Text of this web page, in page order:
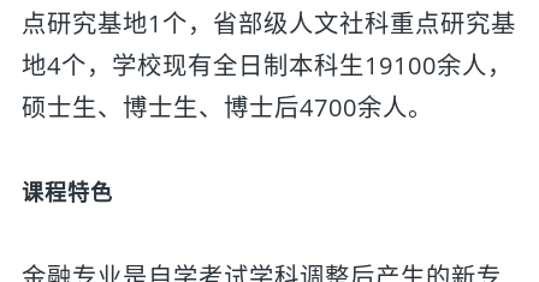
点研究基地1个，省部级人文社科重点研究基
地4个，学校现有全日制本科生19100余人，
硕士生、博士生、博士后4700余人。
课程特色